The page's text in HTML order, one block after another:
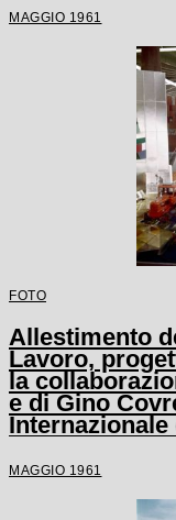
MAGGIO 1961
FOTO
Allestimento
Lavoro,
la
e di Gino
MAGGIO 1961